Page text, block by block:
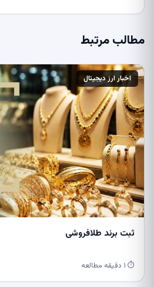
مطالب مرتبط
اخبار ارز دیجیتال
ثبت برند طلافروشی
⏱ ۱ دقیقه مطالعه